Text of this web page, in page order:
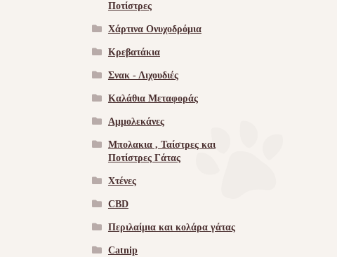
Ποτίστρες
Χάρτινα Ονυχοδρόμια
Κρεβατάκια
Σνακ - Λιχουδιές
Καλάθια Μεταφοράς
Αμμολεκάνες
Μπολακια , Ταίστρες και
Ποτίστρες Γάτας
Χτένες
CBD
Περιλαίμια και κολάρα γάτας
Catnip